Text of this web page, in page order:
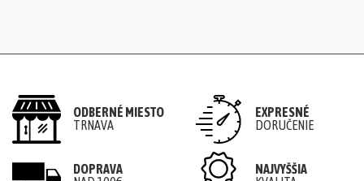
ODBERNÉ MIESTO
TRNAVA
EXPRESNÉ
DORUČENIE
DOPRAVA
NAJVYŠŠIA